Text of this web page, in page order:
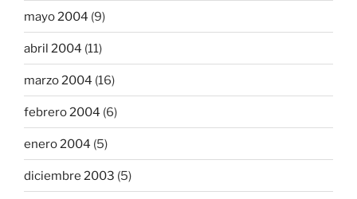
mayo 2004 (9)
abril 2004 (11)
marzo 2004 (16)
febrero 2004 (6)
enero 2004 (5)
diciembre 2003 (5)